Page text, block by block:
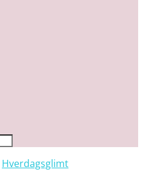
Hverdagsglimt